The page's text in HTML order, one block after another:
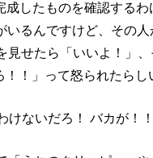
したものを確認する
るんですけど、その
せたら「いいよ！」
！」って怒られたらし
ないだろ！ バカが！！